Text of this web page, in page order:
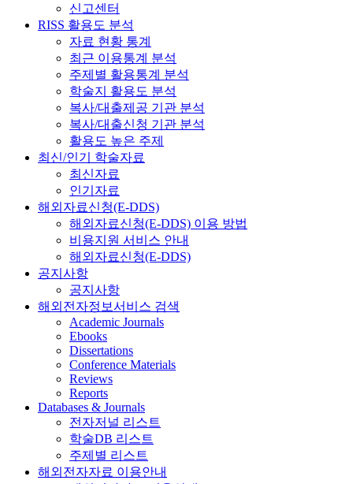
신고센터
RISS 활용도 분석
자료 현황 통계
최근 이용통계 분석
주제별 활용통계 분석
학술지 활용도 분석
복사/대출제공 기관 분석
복사/대출신청 기관 분석
활용도 높은 주제
최신/인기 학술자료
최신자료
인기자료
해외자료신청(E-DDS)
해외자료신청(E-DDS) 이용 방법
비용지원 서비스 안내
해외자료신청(E-DDS)
공지사항
공지사항
해외전자정보서비스 검색
Academic Journals
Ebooks
Dissertations
Conference Materials
Reviews
Reports
Databases & Journals
전자저널 리스트
학술DB 리스트
주제별 리스트
해외전자자료 이용안내